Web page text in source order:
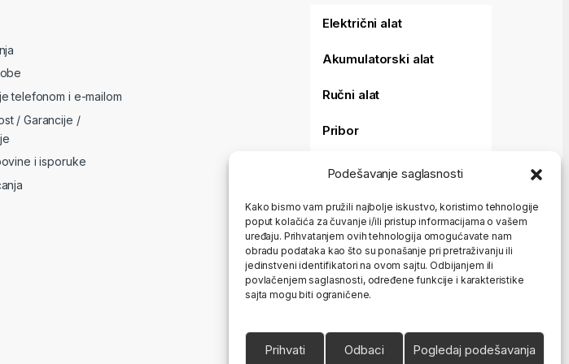
Podešavanje saglasnosti
Kako bismo vam pružili najbolje iskustvo, koristimo tehnologije
poput kolačića za čuvanje i/ili pristup informacijama o vašem
uređaju. Prihvatanjem ovih tehnologija omogućavate nam
obradu podataka kao što su ponašanje pri pretraživanju ili
jedinstveni identifikatori na ovom sajtu. Odbijanjem ili
povlačenjem saglasnosti, određene funkcije i karakteristike
sajta mogu biti ograničene.
Prihvati Odbaci Pogledaj podešavanja
telefonom i e-mailom
/ Garancije /
i isporuke
Električni alat
Akumulatorski alat
Ručni alat
Pribor
Merni alat
Baštenski alat
Aparati za varenje i
sečenje
Koferi i torbe
Ostalo